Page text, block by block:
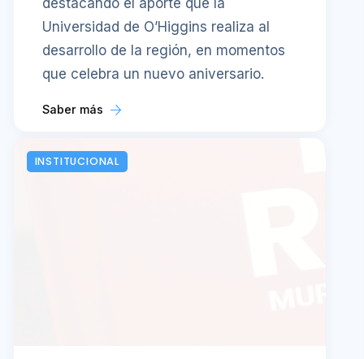
destacando el aporte que la
Universidad de O’Higgins realiza al
desarrollo de la región, en momentos
que celebra un nuevo aniversario.
Saber más
INSTITUCIONAL